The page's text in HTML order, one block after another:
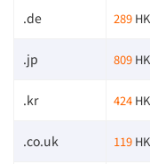
.de 289
.jp 809
.kr 424
.co.uk 119